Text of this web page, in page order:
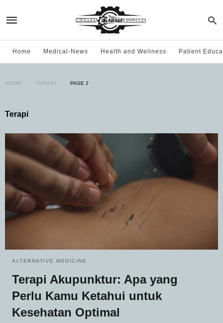
Home Medical-News Health and Wellness Patient
HOME TERAPI PAGE 2
Terapi
ALTERNATIVE MEDICINE
Terapi Akupunktur: Apa yang
Perlu Kamu Ketahui untuk
Kesehatan Optimal